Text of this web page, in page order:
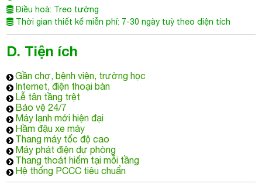
Điều hoà: Treo tường
Thời gian thiết kế miễn phí: 7-30 ngày tuỳ theo diện tích
D. Tiện ích
Gần chợ, bệnh viện, trường học
Internet, điện thoại bàn
Lễ tân tầng trệt
Bảo vệ 24/7
Máy lạnh mới hiện đại
Hầm đậu xe máy
Thang máy tốc độ cao
Máy phát điện dự phòng
Thang thoát hiểm tại mỗi tầng
Hệ thống PCCC tiêu chuẩn